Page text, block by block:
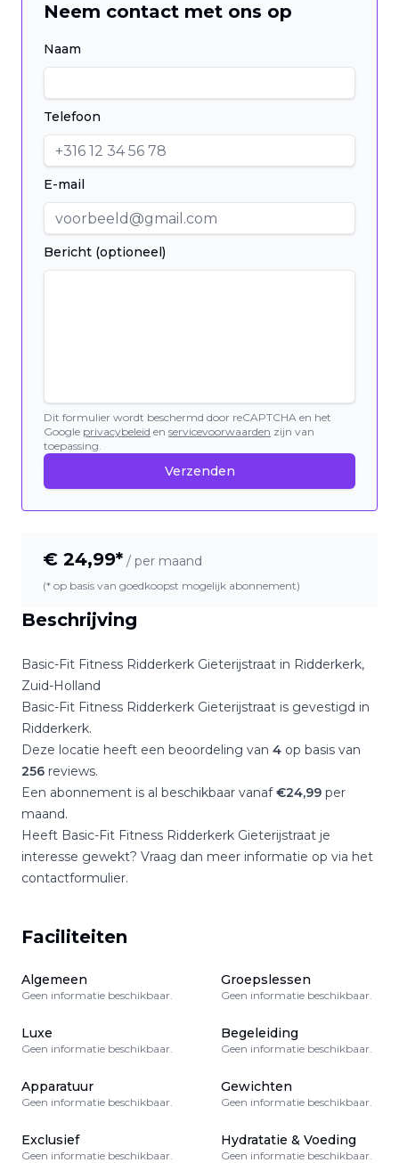
Beschrijving
Basic-Fit Fitness Ridderkerk Gieterijstraat in Ridderkerk,
Zuid-Holland
Basic-Fit Fitness Ridderkerk Gieterijstraat is gevestigd in
Ridderkerk.
Deze locatie heeft een beoordeling van 4 op basis van
256 reviews.
Een abonnement is al beschikbaar vanaf€24,99 per
maand.
Heeft Basic-Fit Fitness Ridderkerk Gieterijstraat je
interesse gewekt? Vraag dan meer informatie op via het
contactformulier.
Faciliteiten
Algemeen
Geen informatie beschikbaar.
Groepslessen
Geen informatie beschikbaar.
Luxe
Geen informatie beschikbaar.
Begeleiding
Geen informatie beschikbaar.
Apparatuur
Geen informatie beschikbaar.
Gewichten
Geen informatie beschikbaar.
Exclusief
Geen informatie beschikbaar.
Hydratatie & Voeding
Geen informatie beschikbaar.
Neem contact met ons op
Naam
Telefoon
E-mail
Bericht (optioneel)
Dit formulier wordt beschermd door reCAPTCHA en het
Google privacybeleid en servicevoorwaarden zijn van
toepassing.
Verzenden
€ 24,99* / per maand
(* op basis van goedkoopst mogelijk abonnement)